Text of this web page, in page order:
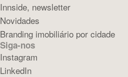
Innside, newsletter
Novidades
Branding imobiliário por cidade
Siga-nos
Instagram
LinkedIn